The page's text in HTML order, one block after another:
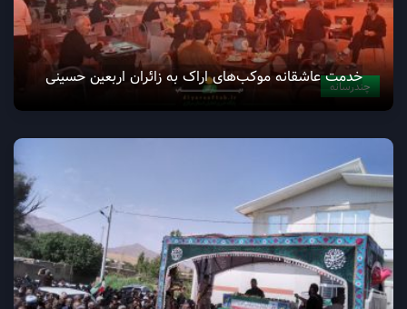
چندرسانه
پیاده‌روی جاماندگان اربعین در مسیر اراک_امامزاده محمد
عابد
خدمت عاشقانه موکب‌های اراک به زائران اربعین حسینی